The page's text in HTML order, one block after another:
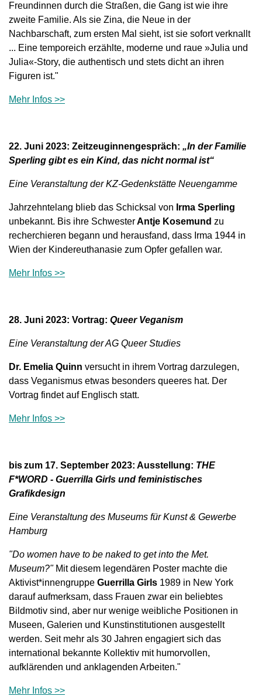
Freundinnen durch die Straßen, die Gang ist wie ihre
zweite Familie. Als sie Zina, die Neue in der
Nachbarschaft, zum ersten Mal sieht, ist sie sofort verknallt
... Eine temporeich erzählte, moderne und raue »Julia und
Julia«-Story, die authentisch und stets dicht an ihren
Figuren ist."
Mehr Infos >>
22. Juni 2023: Zeitzeuginnengespräch: „In der Familie
Sperling gibt es ein Kind, das nicht normal ist“
Eine Veranstaltung der KZ-Gedenkstätte Neuengamme
Jahrzehntelang blieb das Schicksal von Irma Sperling
unbekannt. Bis ihre SchwesterAntje Kosemund zu
recherchieren begann und herausfand, dass Irma 1944 in
Wien der Kindereuthanasie zum Opfer gefallen war.
Mehr Infos >>
28. Juni 2023: Vortrag: Queer Veganism
Eine Veranstaltung der AG Queer Studies
Dr. Emelia Quinn versucht in ihrem Vortrag darzulegen,
dass Veganismus etwas besonders queeres hat. Der
Vortrag findet auf Englisch statt.
Mehr Infos >>
bis zum 17. September 2023: Ausstellung: THE
F*WORD - Guerrilla Girls und feministisches
Grafikdesign
Eine Veranstaltung des Museums für Kunst & Gewerbe
Hamburg
"Do women have to be naked to get into the Met.
Museum?" Mit diesem legendären Poster machte die
Aktivist*innengruppe Guerrilla Girls 1989 in New York
darauf aufmerksam, dass Frauen zwar ein beliebtes
Bildmotiv sind, aber nur wenige weibliche Positionen in
Museen, Galerien und Kunstinstitutionen ausgestellt
werden. Seit mehr als 30 Jahren engagiert sich das
international bekannte Kollektiv mit humorvollen,
aufklärenden und anklagenden Arbeiten."
Mehr Infos >>